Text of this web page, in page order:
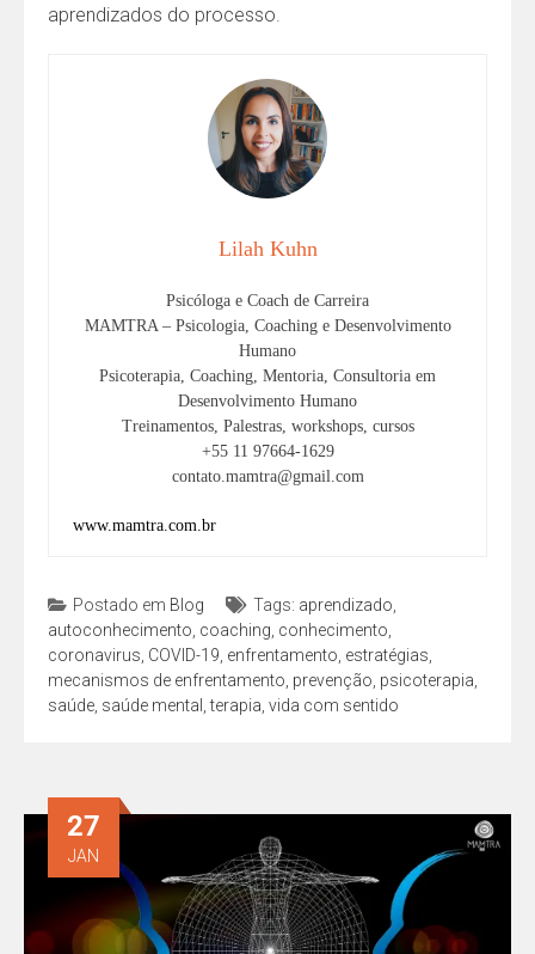
aprendizados do processo.
Lilah Kuhn
Psicóloga e Coach de Carreira
MAMTRA – Psicologia, Coaching e Desenvolvimento
Humano
Psicoterapia, Coaching, Mentoria, Consultoria em
Desenvolvimento Humano
Treinamentos, Palestras, workshops, cursos
+55 11 97664-1629
contato.mamtra@gmail.com
www.mamtra.com.br
Postado em Blog Tags: aprendizado
autoconhecimento coaching conhecimento
coronavirus COVID-19 enfrentamento estratégias
mecanismos de enfrentamento prevenção psicoterapia
saúde saúde mental ,terapia vida com sentido
27
JAN